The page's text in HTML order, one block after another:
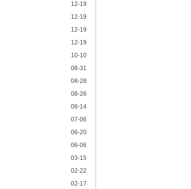
12-19
12-19
12-19
12-19
10-10
08-31
08-28
08-26
08-14
07-06
06-20
06-06
03-15
02-22
02-17